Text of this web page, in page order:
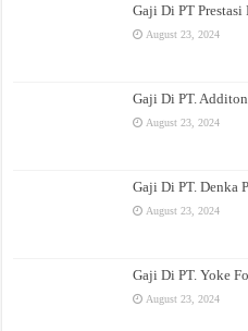
Gaji Di PT
August 23, 2024
Gaji Di PT.
August 23, 2024
Gaji Di PT. Denka
August 23, 2024
Gaji Di PT. Yoke
August 23, 2024